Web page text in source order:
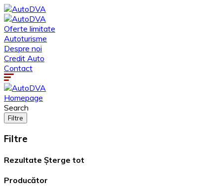
Oferte limitate
Autoturisme
Despre noi
Credit Auto
Contact
Homepage
Search
Filtre
Filtre
Rezultate Șterge tot
Producător